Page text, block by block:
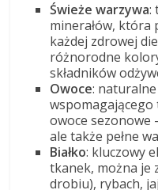
Świeże warzywa:
minerałów, która
każdej zdrowej
różnorodne
składników
Owoce:
owoce sezonowe
ale także pełne
Białko: kluczowy
tkanek, można je
drobiu), rybach,